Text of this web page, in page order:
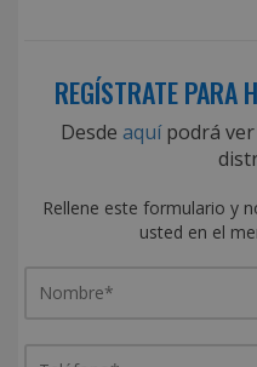
REGÍSTRATE PARA
Desde aquípodrá ver
Rellene este formulario y
usted en el